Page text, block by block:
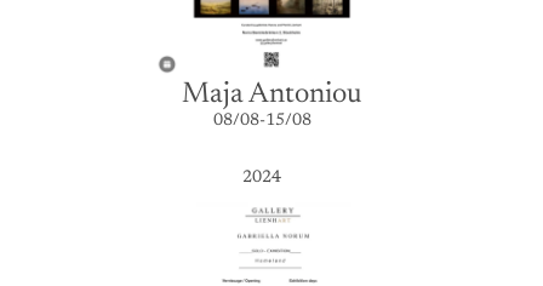
Maja Antoniou
08/08-15/08
2024